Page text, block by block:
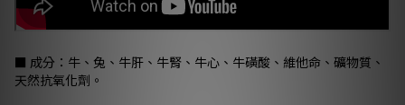
■ 成分：牛、兔、牛肝、牛腎、牛心、牛磺酸、維他命、礦物質、
天然抗氧化劑。